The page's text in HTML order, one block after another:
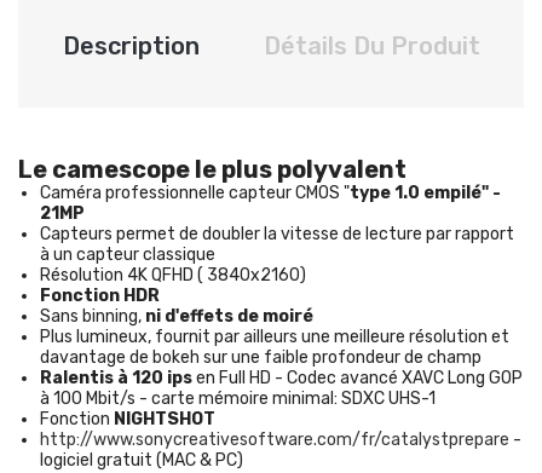
Description Détails Du Produit
Le camescope le plus polyvalent
Caméra professionnelle capteur CMOS "type 1.0 empilé" -
21MP
Capteurs permet de doubler la vitesse de lecture par rapport
à un capteur classique
Résolution 4K QFHD ( 3840x2160)
Fonction HDR
Sans binning, ni d'effets de moiré
Plus lumineux, fournit par ailleurs une meilleure résolution et
davantage de bokeh sur une faible profondeur de champ
Ralentis à 120 ipsen Full HD - Codec avancé XAVC Long GOP
à 100 Mbit/s - carte mémoire minimal: SDXC UHS-1
Fonction NIGHTSHOT
http://www.sonycreativesoftware.com/fr/catalystprepare -
logiciel gratuit (MAC & PC)